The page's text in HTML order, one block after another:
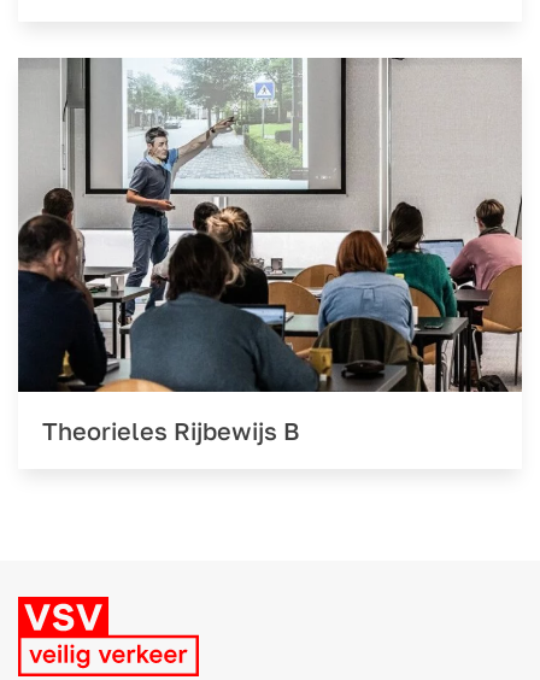
Theorieles Rijbewijs B